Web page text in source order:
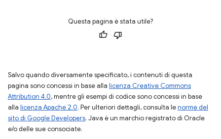
Questa pagina è stata utile?
Salvo quando diversamente specificato, i contenuti di questa
pagina sono concessi in base alla licenza Creative Commons
Attribution 4.0, mentre gli esempi di codice sono concessi in base
alla licenza Apache 2.0. Per ulteriori dettagli, consulta lenorme del
sito di Google Developers. Java è un marchio registrato di Oracle
e/o delle sue consociate.